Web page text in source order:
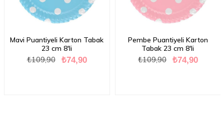
Mavi Puantiyeli Karton Tabak
23 cm 8'li
₺74,90
₺109,90
Pembe Puantiyeli Karton
Tabak 23 cm 8'li
₺74,90
₺109,90